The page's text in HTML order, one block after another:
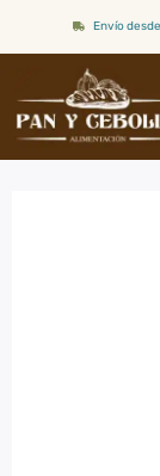
Envío